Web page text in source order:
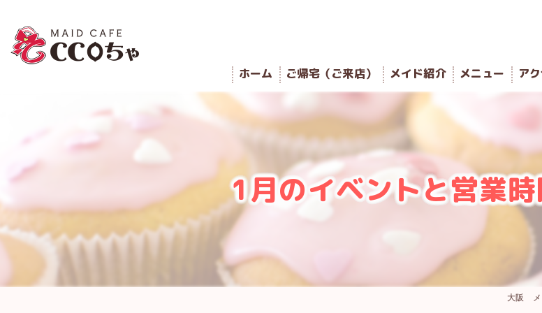
ホーム ご帰宅（ご来店） メイド紹介 メニュー ア
1月のイベントと営業
大阪 メ